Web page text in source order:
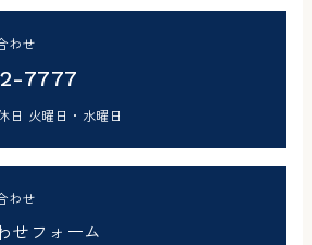
わせ
7777
日 火曜日・水曜日
わせ
せフォーム